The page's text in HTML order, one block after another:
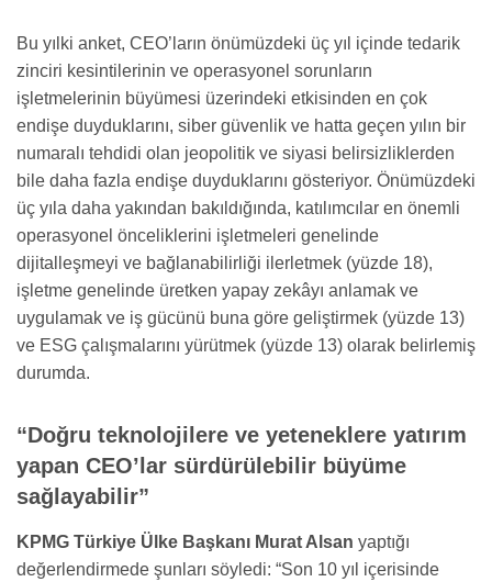
Bu yılki anket, CEO’ların önümüzdeki üç yıl içinde tedarik
zinciri kesintilerinin ve operasyonel sorunların
işletmelerinin büyümesi üzerindeki etkisinden en çok
endişe duyduklarını, siber güvenlik ve hatta geçen yılın bir
numaralı tehdidi olan jeopolitik ve siyasi belirsizliklerden
bile daha fazla endişe duyduklarını gösteriyor. Önümüzdeki
üç yıla daha yakından bakıldığında, katılımcılar en önemli
operasyonel önceliklerini işletmeleri genelinde
dijitalleşmeyi ve bağlanabilirliği ilerletmek (yüzde 18),
işletme genelinde üretken yapay zekâyı anlamak ve
uygulamak ve iş gücünü buna göre geliştirmek (yüzde 13)
ve ESG çalışmalarını yürütmek (yüzde 13) olarak belirlemiş
durumda.
“Doğru teknolojilere ve yeteneklere yatırım
yapan CEO’lar sürdürülebilir büyüme
sağlayabilir”
KPMG Türkiye Ülke Başkanı Murat Alsan yaptığı
değerlendirmede şunları söyledi: “Son 10 yıl içerisinde